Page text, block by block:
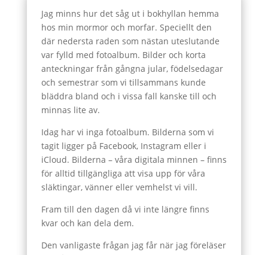
Jag minns hur det såg ut i bokhyllan hemma
hos min mormor och morfar. Speciellt den
där nedersta raden som nästan uteslutande
var fylld med fotoalbum. Bilder och korta
anteckningar från gångna jular, födelsedagar
och semestrar som vi tillsammans kunde
bläddra bland och i vissa fall kanske till och
minnas lite av.
Idag har vi inga fotoalbum. Bilderna som vi
tagit ligger på Facebook, Instagram eller i
iCloud. Bilderna – våra digitala minnen – finns
för alltid tillgängliga att visa upp för våra
släktingar, vänner eller vemhelst vi vill.
Fram till den dagen då vi inte längre finns
kvar och kan dela dem.
Den vanligaste frågan jag får när jag föreläser